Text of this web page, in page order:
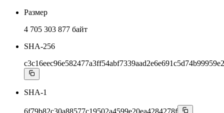
Размер
4 705 303 877 байт
SHA-256
SHA-1
6f79b82c30a88577c19502a4599e20ea4284278f